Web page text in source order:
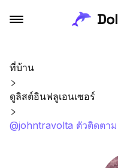
ที่บ้าน
ดูลิสต์อินฟลูเอนเซอร์
@johntravolta ตัวติดตา